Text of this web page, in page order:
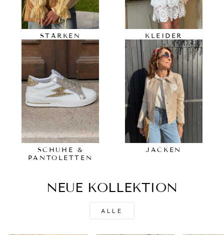
STÄRKEN KLEIDER
SCHUHE &
PANTOLETTEN
JACKEN
NEUE KOLLEKTION
ALLE